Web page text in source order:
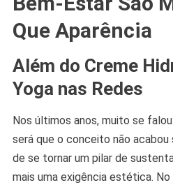
Que Aparência
Além do Creme
Yoga nas Redes
Nos últimos anos, muito se
será que o conceito não
de se tornar um pilar de
mais uma exigência estética.